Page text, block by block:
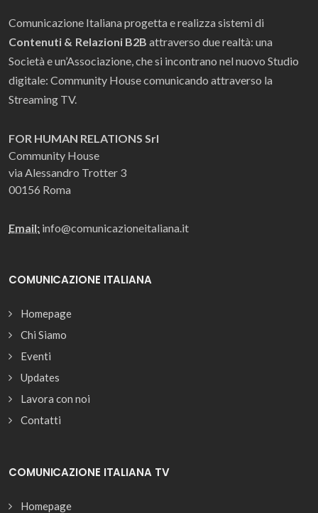
Comunicazione Italiana progetta e realizza sistemi di
Contenuti & Relazioni B2B attraverso due realtà: una
Società e un’Associazione, che si incontrano nel nuovo Studio
digitale: Community House comunicando attraverso la
Streaming TV.
FOR HUMAN RELATIONS Srl
Community House
via Alessandro Trotter 3
00156 Roma
Email: info@comunicazioneitaliana.it
COMUNICAZIONE ITALIANA
Homepage
Chi Siamo
Eventi
Updates
Lavora con noi
Contatti
COMUNICAZIONE ITALIANA TV
Homepage